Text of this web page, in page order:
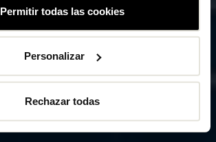
Permitir todas las cookies
Personalizar
Rechazar todas